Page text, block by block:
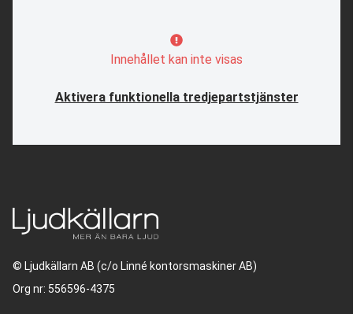
Innehållet kan inte visas
Aktivera funktionella tredjepartstjänster
© Ljudkällarn AB (c/o Linné kontorsmaskiner AB)
Org nr: 556596-4375